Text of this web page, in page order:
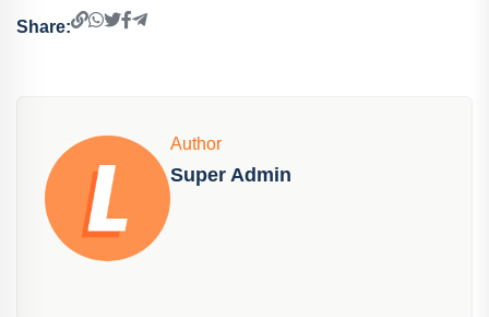
Share:
Author
Super Admin